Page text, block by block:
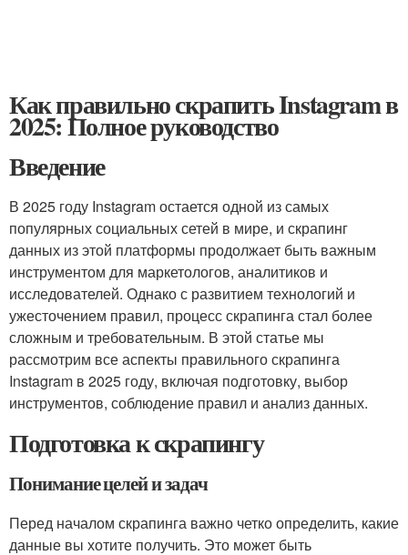
Как правильно скрапить Instagram в
2025: Полное руководство
Введение
В 2025 году Instagram остается одной из самых
популярных социальных сетей в мире, и скрапинг
данных из этой платформы продолжает быть важным
инструментом для маркетологов, аналитиков и
исследователей. Однако с развитием технологий и
ужесточением правил, процесс скрапинга стал более
сложным и требовательным. В этой статье мы
рассмотрим все аспекты правильного скрапинга
Instagram в 2025 году, включая подготовку, выбор
инструментов, соблюдение правил и анализ данных.
Подготовка к скрапингу
Понимание целей и задач
Перед началом скрапинга важно четко определить, какие
данные вы хотите получить. Это может быть